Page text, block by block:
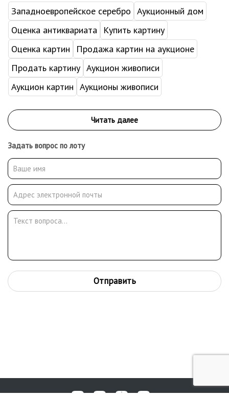
Западноевропейское серебро Аукционный дом
Оценка антиквариата
Купить картину
Оценка картин
Продажа картин на аукционе
Продать картину Аукцион живописи
Аукцион картин Аукционы живописи
Задать вопрос по лоту
Отправить